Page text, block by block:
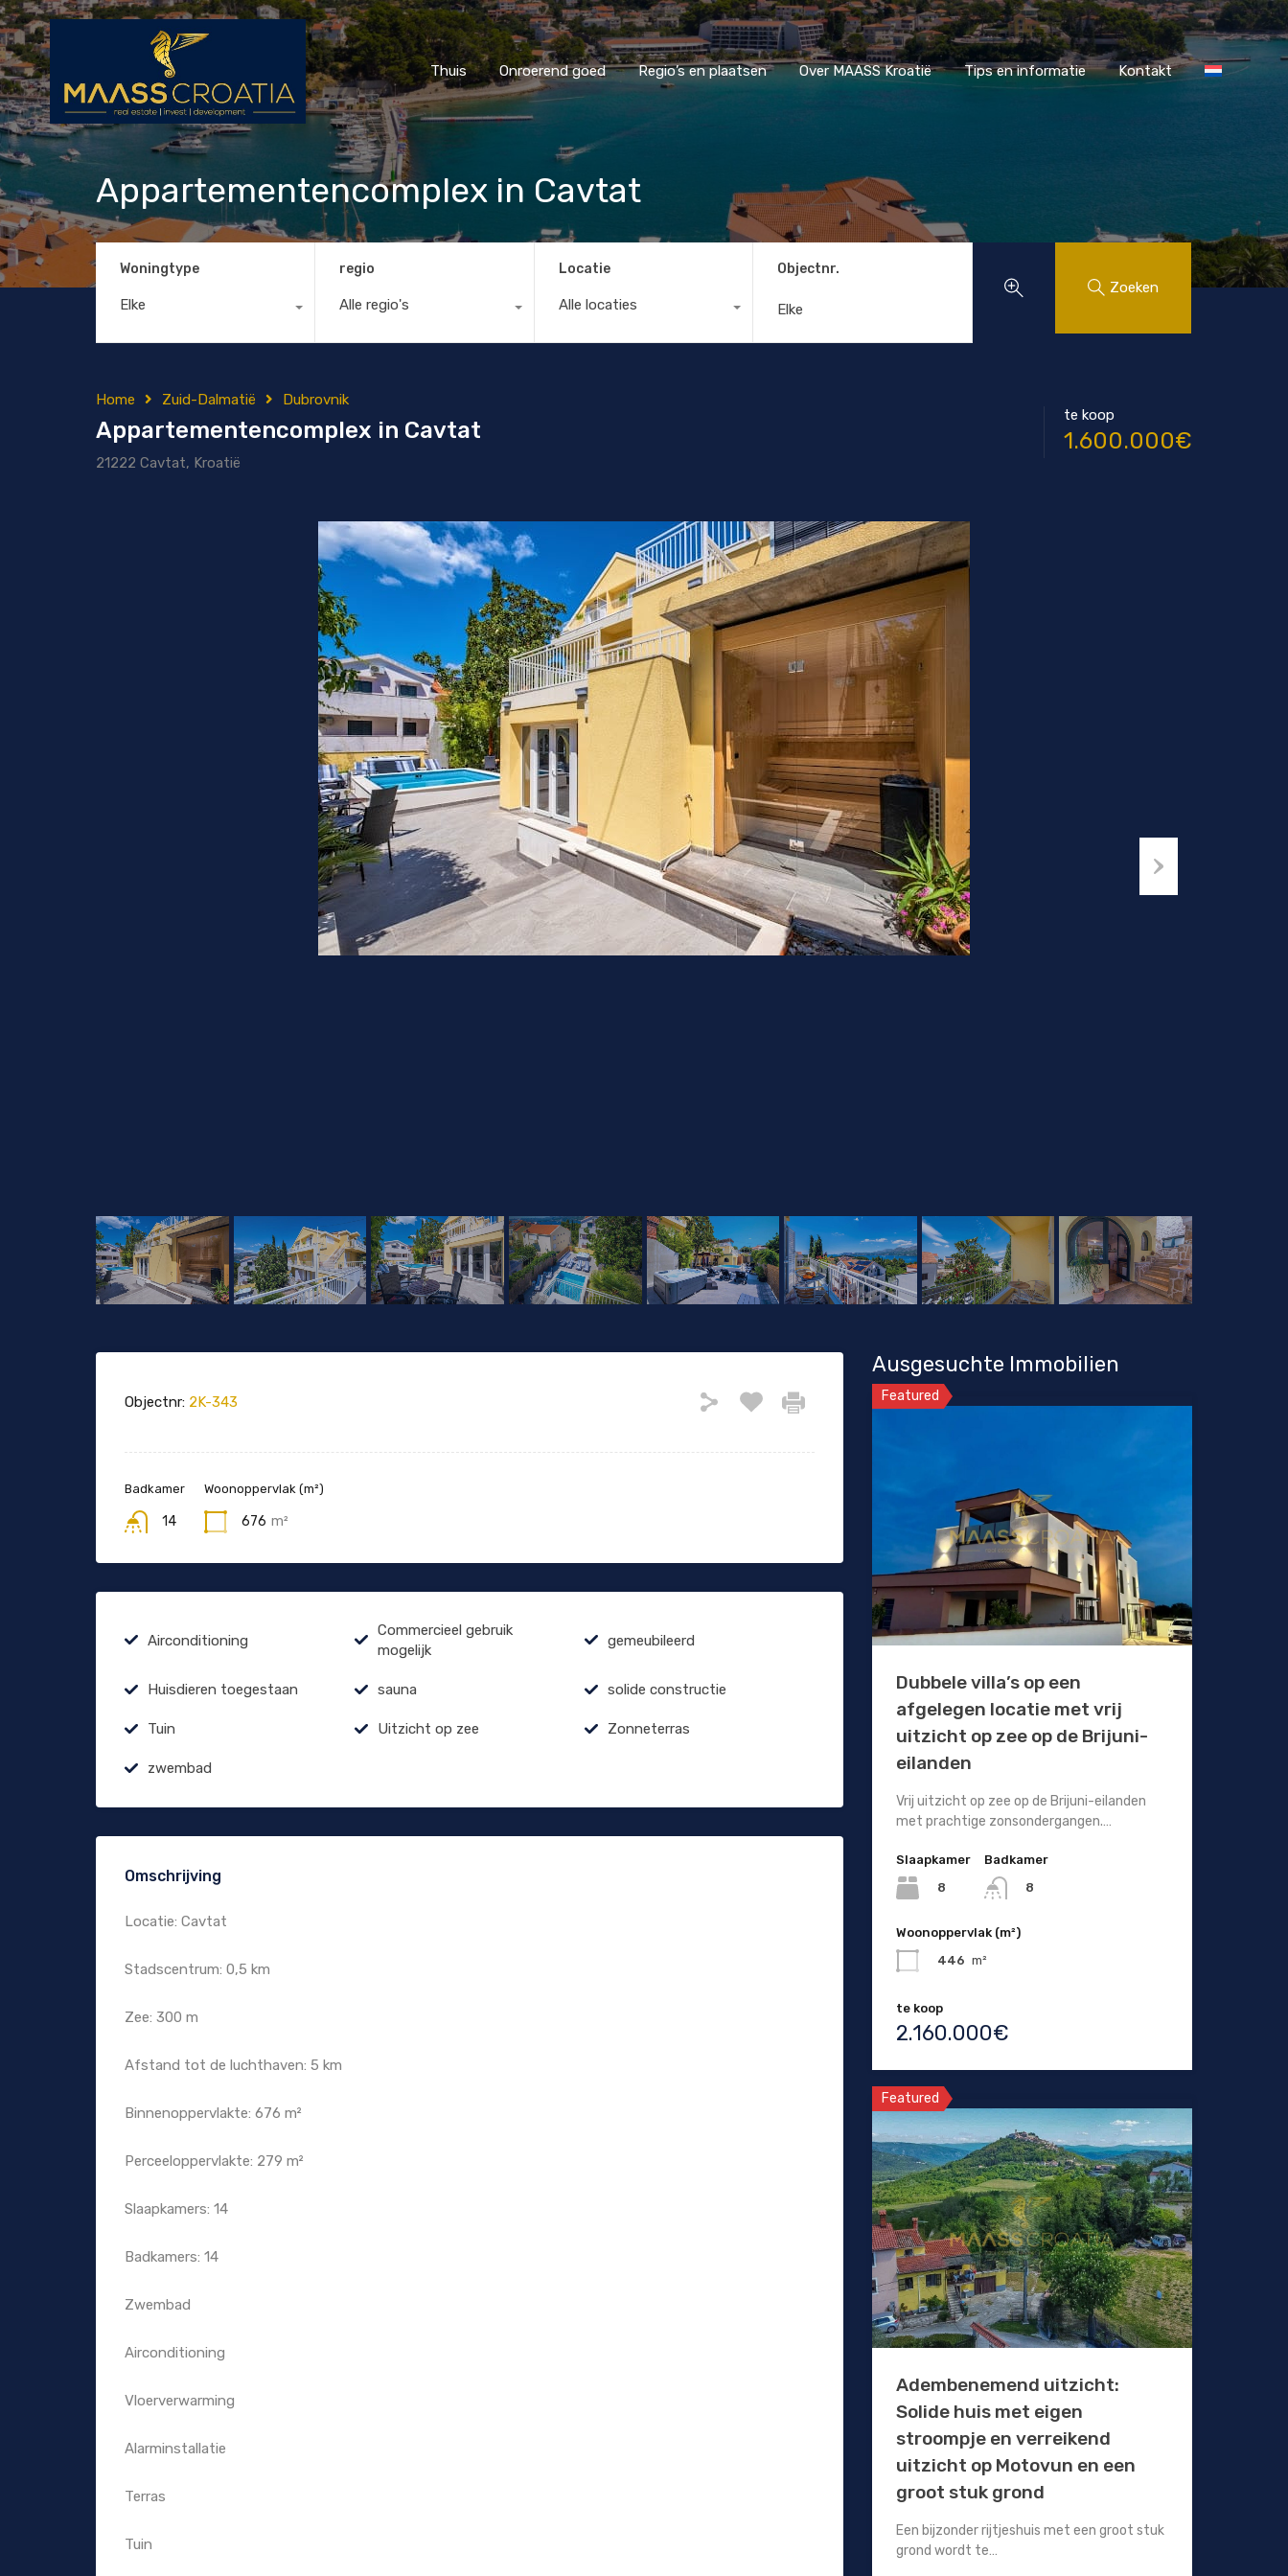
Thuis Onroerend goed Regio’s en plaatsen Over MAASS Kroatië Tips en informatie Kontakt
Thuis Onroerend goed Regio’s en plaatsen Over MAASS Kroatië Tips en informatie Kontakt
Appartementencomplex in Cavtat
Woningtype
Elke
regio
Alle regio's
Locatie
Alle locaties
Objectnr.
Zoeken
Home Zuid-Dalmatië Dubrovnik
Appartementencomplex in Cavtat
21222 Cavtat, Kroatië
te koop
1.600.000€
Objectnr: 2K-343
Badkamer
14
Woonoppervlak (m²)
676 m²
Airconditioning
Commercieel gebruik
mogelijk
gemeubileerd
Huisdieren toegestaan sauna solide constructie
Tuin Uitzicht op zee Zonneterras
zwembad
Omschrijving
Locatie: Cavtat
Stadscentrum: 0,5 km
Zee: 300 m
Afstand tot de luchthaven: 5 km
Binnenoppervlakte: 676 m²
Perceeloppervlakte: 279 m²
Slaapkamers: 14
Badkamers: 14
Zwembad
Airconditioning
Vloerverwarming
Alarminstallatie
Terras
Tuin
Ausgesuchte Immobilien
Featured
Dubbele villa’s op een
afgelegen locatie met vrij
uitzicht op zee op de Brijuni-
eilanden
Vrij uitzicht op zee op de Brijuni-eilanden
met prachtige zonsondergangen.…
Slaapkamer
8
Badkamer
8
Woonoppervlak (m²)
446 m²
te koop
2.160.000€
Featured
Adembenemend uitzicht:
Solide huis met eigen
stroompje en verreikend
uitzicht op Motovun en een
groot stuk grond
Een bijzonder rijtjeshuis met een groot stuk
grond wordt te…